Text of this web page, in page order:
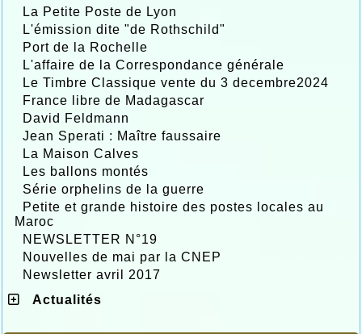
La Petite Poste de Lyon
L'émission dite "de Rothschild"
Port de la Rochelle
L'affaire de la Correspondance générale
Le Timbre Classique vente du 3 decembre2024
France libre de Madagascar
David Feldmann
Jean Sperati : Maître faussaire
La Maison Calves
Les ballons montés
Série orphelins de la guerre
Petite et grande histoire des postes locales au
Maroc
NEWSLETTER N°19
Nouvelles de mai par la CNEP
Newsletter avril 2017
Actualités